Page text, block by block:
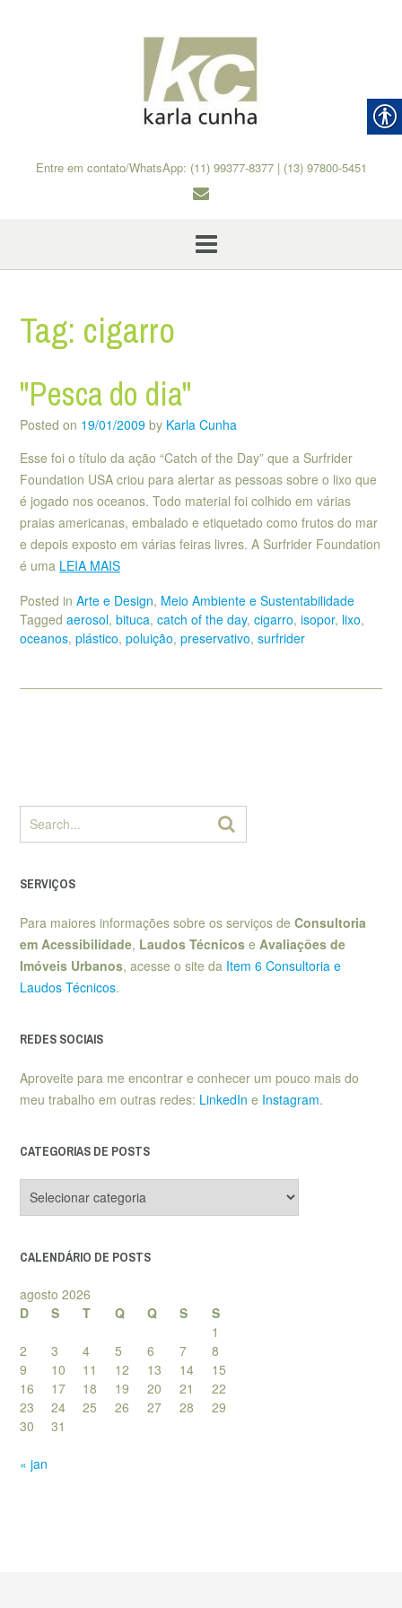
Entre em contato/WhatsApp: (11) 99377-8377 | (13) 97800-5451
Tag: cigarro
"Pesca do dia"
Posted on 19/01/2009 by Karla Cunha
Esse foi o título da ação “Catch of the Day” que a Surfrider
Foundation USA criou para alertar as pessoas sobre o lixo que
é jogado nos oceanos. Todo material foi colhido em várias
praias americanas, embalado e etiquetado como frutos do mar
e depois exposto em várias feiras livres. A Surfrider Foundation
é uma LEIA MAIS
Posted in Arte e Design, Meio Ambiente e Sustentabilidade
Tagged aerosol, bituca, catch of the day, cigarro, isopor, lixo,
oceanos, plástico, poluição, preservativo, surfrider
SERVIÇOS
Para maiores informações sobre os serviços de Consultoria
em Acessibilidade, Laudos Técnicos e Avaliações de
Imóveis Urbanos, acesse o site da Item 6 Consultoria e
Laudos Técnicos.
REDES SOCIAIS
Aproveite para me encontrar e conhecer um pouco mais do
meu trabalho em outras redes: LinkedIn e Instagram.
CATEGORIAS DE POSTS
de
CALENDÁRIO DE POSTS
agosto 2026
D
S T Q Q S
S
1
2
3 4 5 6 7
8
9
10 11 12 13 14
15
16
17 18 19 20 21
22
23
24 25 26 27 28
29
30
31
« jan